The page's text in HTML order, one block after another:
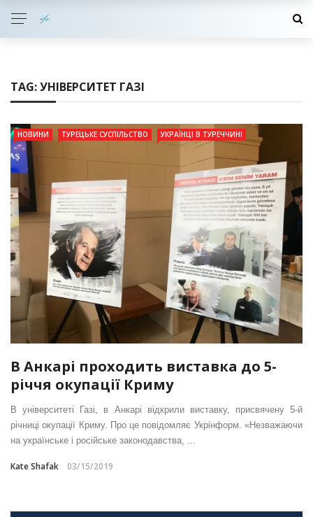
TAG:УНІВЕРСИТЕТ ГАЗІ
НОВИНИ ТУРЕЦЬКЕ СУСПІЛЬСТВО УКРАЇНЦІ В ТУРЕЧЧИНІ
В Анкарі проходить виставка до 5-
річчя окупації Криму
В університеті Газі, в Анкарі відкрили виставку, присвячену 5-й
річниці окупації Криму. Про це повідомляє Укрінформ. «Незважаючи
на українське і російське законодавства, ...
Kate Shafak 03/15/2019